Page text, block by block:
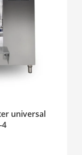
universal